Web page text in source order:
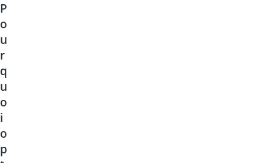
P
o
u
r
q
u
o
i
o
p